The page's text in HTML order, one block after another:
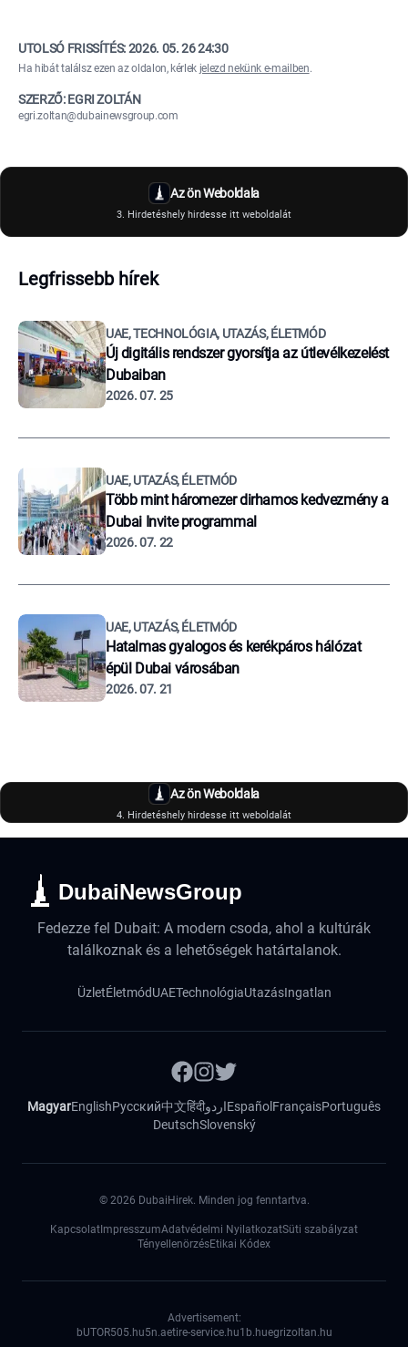
UTOLSÓ FRISSÍTÉS:2026. 05. 26 24:30
Ha hibát találsz ezen az oldalon, kérlek jelezd nekünk e-mailben.
SZERZŐ: EGRI ZOLTÁN
egri.zoltan@dubainewsgroup.com
Az ön Weboldala
3. Hirdetéshely hirdesse itt weboldalát
Legfrissebb hírek
UAE, TECHNOLÓGIA, UTAZÁS, ÉLETMÓD
Új digitális rendszer gyorsítja az útlevélkezelést
Dubaiban
2026. 07. 25
UAE, UTAZÁS, ÉLETMÓD
Több mint háromezer dirhamos kedvezmény a
Dubai Invite programmal
2026. 07. 22
UAE, UTAZÁS, ÉLETMÓD
Hatalmas gyalogos és kerékpáros hálózat
épül Dubai városában
2026. 07. 21
Az ön Weboldala
4. Hirdetéshely hirdesse itt weboldalát
DubaiNewsGroup
Fedezze fel Dubait: A modern csoda, ahol a kultúrák
találkoznak és a lehetőségek határtalanok.
ÜzletÉletmódUAETechnológiaUtazásIngatlan
MagyarEnglishРусский中文हिंदीاردوEspañol FrançaisPortuguês
DeutschSlovenský
© 2026 DubaiHirek. Minden jog fenntartva.
Kapcsolat ImpresszumAdatvédelmi NyilatkozatSüti szabályzat
TényellenörzésEtikai Kódex
Advertisement:
bUTOR505.hu5n.aetire-service.hu1b.huegrizoltan.hu